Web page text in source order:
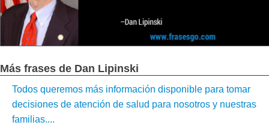
Más frases de Dan Lipinski
Todos queremos más información disponible para tomar
decisiones de atención de salud para nosotros y nuestras
familias....